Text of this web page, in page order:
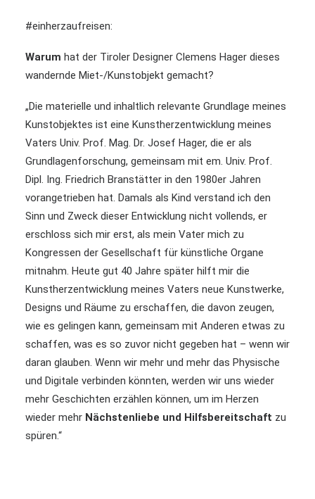
#einherzaufreisen:
Warum hat der Tiroler Designer Clemens Hager dieses
wandernde Miet-/Kunstobjekt gemacht?
„Die materielle und inhaltlich relevante Grundlage meines
Kunstobjektes ist eine Kunstherzentwicklung meines
Vaters Univ. Prof. Mag. Dr. Josef Hager, die er als
Grundlagenforschung, gemeinsam mit em. Univ. Prof.
Dipl. Ing. Friedrich Branstätter in den 1980er Jahren
vorangetrieben hat. Damals als Kind verstand ich den
Sinn und Zweck dieser Entwicklung nicht vollends, er
erschloss sich mir erst, als mein Vater mich zu
Kongressen der Gesellschaft für künstliche Organe
mitnahm. Heute gut 40 Jahre später hilft mir die
Kunstherzentwicklung meines Vaters neue Kunstwerke,
Designs und Räume zu erschaffen, die davon zeugen,
wie es gelingen kann, gemeinsam mit Anderen etwas zu
schaffen, was es so zuvor nicht gegeben hat – wenn wir
daran glauben. Wenn wir mehr und mehr das Physische
und Digitale verbinden könnten, werden wir uns wieder
mehr Geschichten erzählen können, um im Herzen
wieder mehr Nächstenliebe und Hilfsbereitschaft zu
spüren.“